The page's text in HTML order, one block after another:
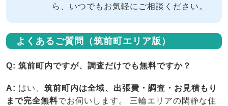
ら、いつでもお気軽にご相談ください。
よくあるご質問（筑前町エリア版）
Q: 筑前町内ですが、調査だけでも無料ですか？
A: はい、 筑前町内は全域、出張費・調査・お見積もり
まで完全無料でお伺いします。 三輪エリアの閑静な住